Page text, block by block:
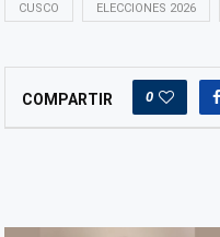
CUSCO ELECCIONES 2026
COMPARTIR 0